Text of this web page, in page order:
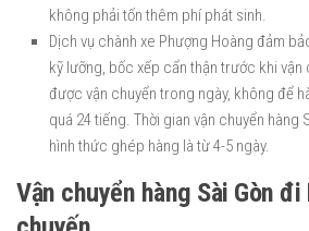
không phải tốn thêm phí phát sinh.
Dịch vụ chành xe Phượng Hoàng đảm
kỹ lưỡng, bốc xếp cẩn thận trước khi vận
được vận chuyển trong ngày, không để
quá 24 tiếng. Thời gian vận chuyển hàng
hình thức ghép hàng là từ 4-5 ngày.
Vận chuyển hàng Sài Gòn đi